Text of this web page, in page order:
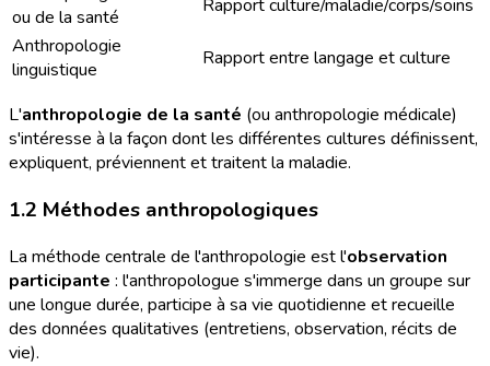
ou de la santé
Rapport culture/maladie/corps/soins
Anthropologie
linguistique
Rapport entre langage et culture
L'anthropologie de la santé (ou anthropologie médicale)
s'intéresse à la façon dont les différentes cultures définissent,
expliquent, préviennent et traitent la maladie.
1.2 Méthodes anthropologiques
La méthode centrale de l'anthropologie est l'observation
participante : l'anthropologue s'immerge dans un groupe sur
une longue durée, participe à sa vie quotidienne et recueille
des données qualitatives (entretiens, observation, récits de
vie).